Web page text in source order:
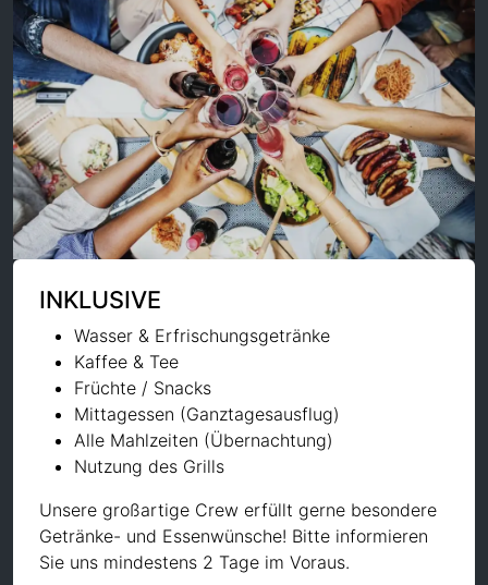
INKLUSIVE
Wasser & Erfrischungsgetränke
Kaffee & Tee
Früchte / Snacks
Mittagessen (Ganztagesausflug)
Alle Mahlzeiten (Übernachtung)
Nutzung des Grills
Unsere großartige Crew erfüllt gerne besondere
Getränke- und Essenwünsche! Bitte informieren
Sie uns mindestens 2 Tage im Voraus.